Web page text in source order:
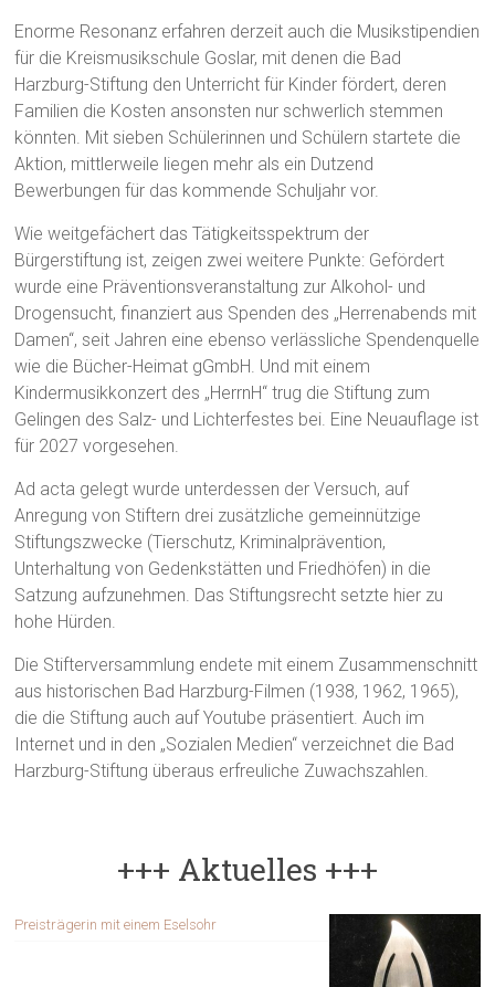
Enorme Resonanz erfahren derzeit auch die Musikstipendien
für die Kreismusikschule Goslar, mit denen die Bad
Harzburg-Stiftung den Unterricht für Kinder fördert, deren
Familien die Kosten ansonsten nur schwerlich stemmen
könnten. Mit sieben Schülerinnen und Schülern startete die
Aktion, mittlerweile liegen mehr als ein Dutzend
Bewerbungen für das kommende Schuljahr vor.
Wie weitgefächert das Tätigkeitsspektrum der
Bürgerstiftung ist, zeigen zwei weitere Punkte: Gefördert
wurde eine Präventionsveranstaltung zur Alkohol- und
Drogensucht, finanziert aus Spenden des „Herrenabends mit
Damen“, seit Jahren eine ebenso verlässliche Spendenquelle
wie die Bücher-Heimat gGmbH. Und mit einem
Kindermusikkonzert des „HerrnH“ trug die Stiftung zum
Gelingen des Salz- und Lichterfestes bei. Eine Neuauflage ist
für 2027 vorgesehen.
Ad acta gelegt wurde unterdessen der Versuch, auf
Anregung von Stiftern drei zusätzliche gemeinnützige
Stiftungszwecke (Tierschutz, Kriminalprävention,
Unterhaltung von Gedenkstätten und Friedhöfen) in die
Satzung aufzunehmen. Das Stiftungsrecht setzte hier zu
hohe Hürden.
Die Stifterversammlung endete mit einem Zusammenschnitt
aus historischen Bad Harzburg-Filmen (1938, 1962, 1965),
die die Stiftung auch auf Youtube präsentiert. Auch im
Internet und in den „Sozialen Medien“ verzeichnet die Bad
Harzburg-Stiftung überaus erfreuliche Zuwachszahlen.
+++ Aktuelles +++
Preisträgerin mit einem Eselsohr